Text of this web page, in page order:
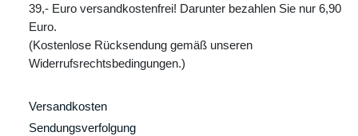
39,- Euro versandkostenfrei! Darunter bezahlen Sie nur 6,90
Euro.
(Kostenlose Rücksendung gemäß unseren
Widerrufsrechtsbedingungen.)
Versandkosten
Sendungsverfolgung